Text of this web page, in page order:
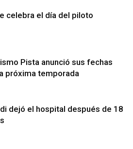
celebra el día del piloto
Pista anunció sus fechas
próxima temporada
dejó el hospital después de 18